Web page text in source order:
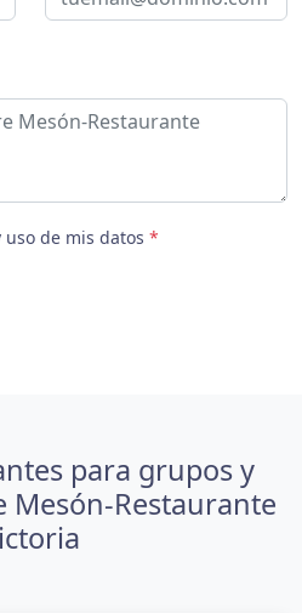
de mis datos *
para grupos y
Mesón-Restaurante